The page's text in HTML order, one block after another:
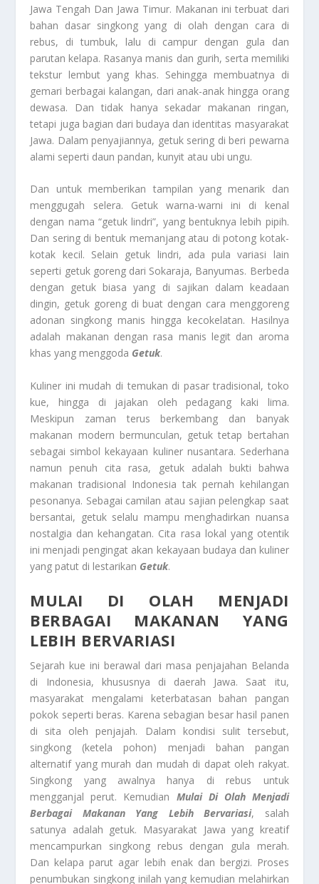
Jawa Tengah Dan Jawa Timur. Makanan ini terbuat dari
bahan dasar singkong yang di olah dengan cara di
rebus, di tumbuk, lalu di campur dengan gula dan
parutan kelapa. Rasanya manis dan gurih, serta memiliki
tekstur lembut yang khas. Sehingga membuatnya di
gemari berbagai kalangan, dari anak-anak hingga orang
dewasa. Dan tidak hanya sekadar makanan ringan,
tetapi juga bagian dari budaya dan identitas masyarakat
Jawa. Dalam penyajiannya, getuk sering di beri pewarna
alami seperti daun pandan, kunyit atau ubi ungu.
Dan untuk memberikan tampilan yang menarik dan
menggugah selera. Getuk warna-warni ini di kenal
dengan nama “getuk lindri”, yang bentuknya lebih pipih.
Dan sering di bentuk memanjang atau di potong kotak-
kotak kecil. Selain getuk lindri, ada pula variasi lain
seperti getuk goreng dari Sokaraja, Banyumas. Berbeda
dengan getuk biasa yang di sajikan dalam keadaan
dingin, getuk goreng di buat dengan cara menggoreng
adonan singkong manis hingga kecokelatan. Hasilnya
adalah makanan dengan rasa manis legit dan aroma
khas yang menggoda Getuk.
Kuliner ini mudah di temukan di pasar tradisional, toko
kue, hingga di jajakan oleh pedagang kaki lima.
Meskipun zaman terus berkembang dan banyak
makanan modern bermunculan, getuk tetap bertahan
sebagai simbol kekayaan kuliner nusantara. Sederhana
namun penuh cita rasa, getuk adalah bukti bahwa
makanan tradisional Indonesia tak pernah kehilangan
pesonanya. Sebagai camilan atau sajian pelengkap saat
bersantai, getuk selalu mampu menghadirkan nuansa
nostalgia dan kehangatan. Cita rasa lokal yang otentik
ini menjadi pengingat akan kekayaan budaya dan kuliner
yang patut di lestarikan Getuk.
MULAI DI OLAH MENJADI
BERBAGAI MAKANAN YANG
LEBIH BERVARIASI
Sejarah kue ini berawal dari masa penjajahan Belanda
di Indonesia, khususnya di daerah Jawa. Saat itu,
masyarakat mengalami keterbatasan bahan pangan
pokok seperti beras. Karena sebagian besar hasil panen
di sita oleh penjajah. Dalam kondisi sulit tersebut,
singkong (ketela pohon) menjadi bahan pangan
alternatif yang murah dan mudah di dapat oleh rakyat.
Singkong yang awalnya hanya di rebus untuk
mengganjal perut. Kemudian Mulai Di Olah Menjadi
Berbagai Makanan Yang Lebih Bervariasi, salah
satunya adalah getuk. Masyarakat Jawa yang kreatif
mencampurkan singkong rebus dengan gula merah.
Dan kelapa parut agar lebih enak dan bergizi. Proses
penumbukan singkong inilah yang kemudian melahirkan